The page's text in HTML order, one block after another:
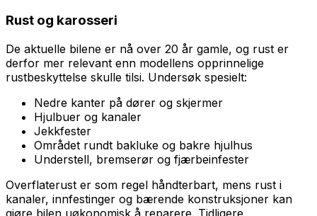
Rust og karosseri
De aktuelle bilene er nå over 20 år gamle, og rust er
derfor mer relevant enn modellens opprinnelige
rustbeskyttelse skulle tilsi. Undersøk spesielt:
Nedre kanter på dører og skjermer
Hjulbuer og kanaler
Jekkfester
Området rundt bakluke og bakre hjulhus
Understell, bremserør og fjærbeinfester
Overflaterust er som regel håndterbart, mens rust i
kanaler, innfestinger og bærende konstruksjoner kan
gjøre bilen uøkonomisk å reparere. Tidligere